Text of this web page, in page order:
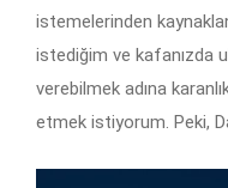
istemelerinden
istediğim ve kafanızda
verebilmek adına
etmek istiyorum. Peki,